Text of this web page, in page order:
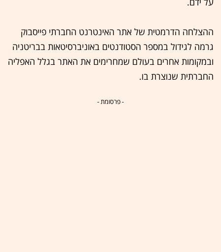
ההצלחה הדרמטית של אתר האינטרנט החברתי פייסבוק
גרמה לגידול במספר הסטודנטים באוניברסיטאות בבריטניה
ובמקומות אחרים בעולם שמחרימים את האתר בגלל האפליה
החברתית שנוצרת בו.
- פרסומת -